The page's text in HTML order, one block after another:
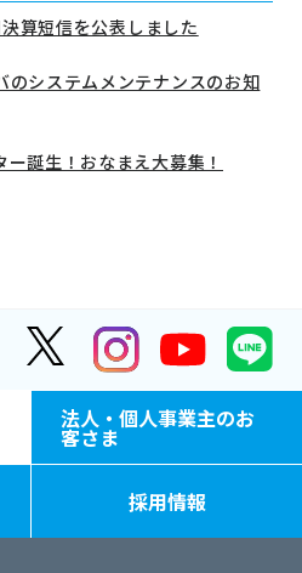
算短信を公表しました
のシステムメンテナンスのお知
誕生！おなまえ大募集！
法人・個人事業主のお
客さま
採用情報